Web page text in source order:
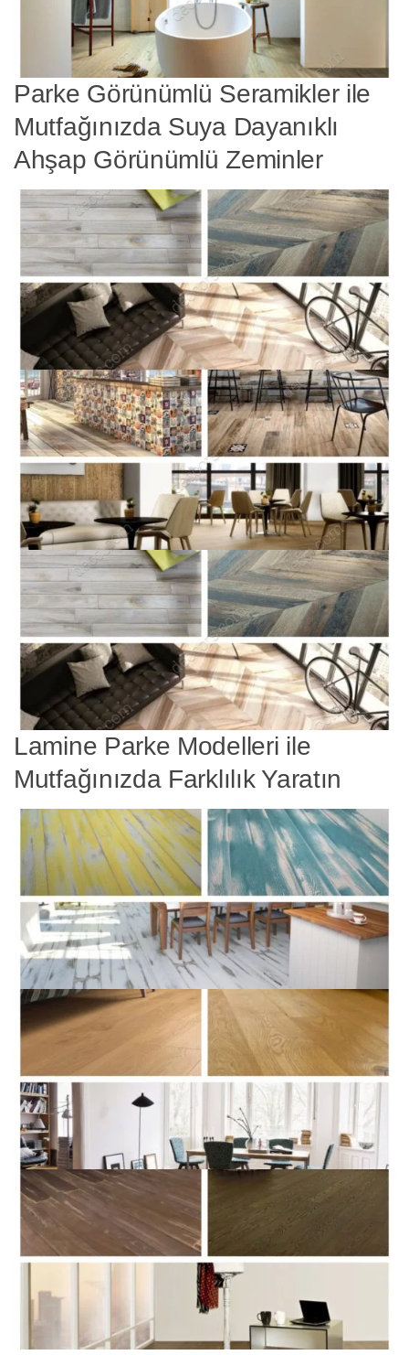
Parke Görünümlü Seramikler ile
Mutfağınızda Suya Dayanıklı
Ahşap Görünümlü Zeminler
Lamine Parke Modelleri ile
Mutfağınızda Farklılık Yaratın